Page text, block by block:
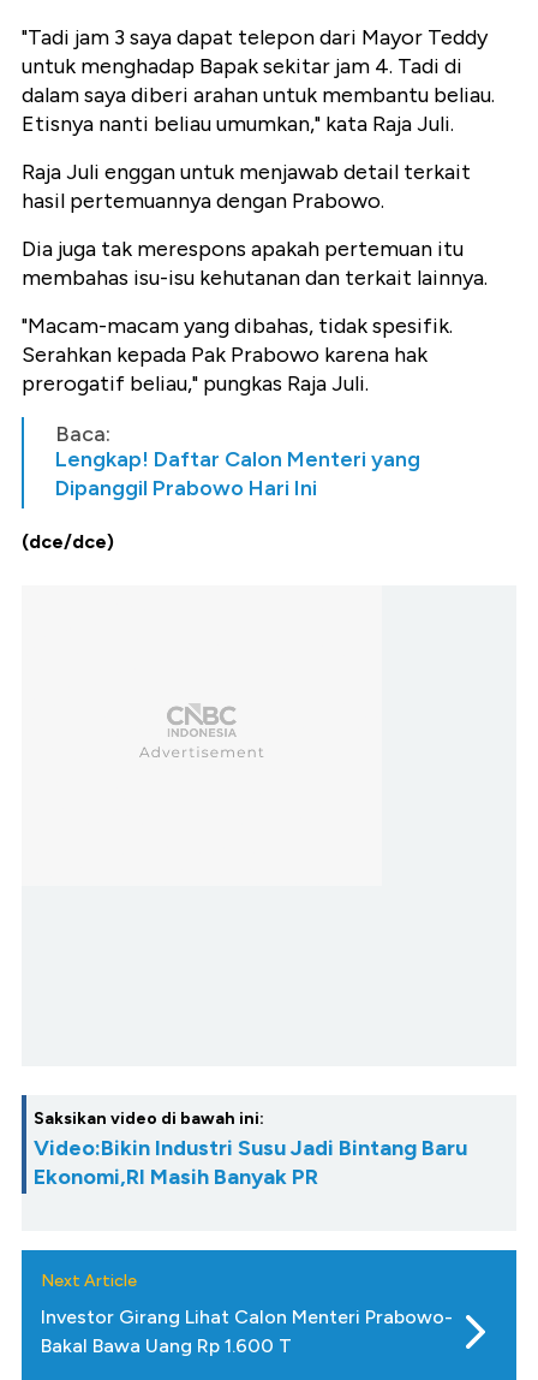
"Tadi jam 3 saya dapat telepon dari Mayor Teddy
untuk menghadap Bapak sekitar jam 4. Tadi di
dalam saya diberi arahan untuk membantu beliau.
Etisnya nanti beliau umumkan," kata Raja Juli.
Raja Juli enggan untuk menjawab detail terkait
hasil pertemuannya dengan Prabowo.
Dia juga tak merespons apakah pertemuan itu
membahas isu-isu kehutanan dan terkait lainnya.
"Macam-macam yang dibahas, tidak spesifik.
Serahkan kepada Pak Prabowo karena hak
prerogatif beliau," pungkas Raja Juli.
Baca:
Lengkap! Daftar Calon Menteri yang
Dipanggil Prabowo Hari Ini
(dce/dce)
Saksikan video di bawah ini:
Video:Bikin Industri Susu Jadi Bintang Baru
Ekonomi,RI Masih Banyak PR
Next Article
Investor Girang Lihat Calon Menteri Prabowo-
Bakal Bawa Uang Rp 1.600 T